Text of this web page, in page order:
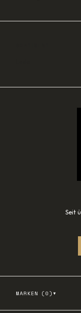
Seit
MARKEN ( 0 ) ▾